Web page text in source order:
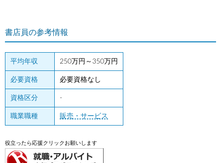
書店員の参考情報
平均年収 250万円～350万円
必要資格 必要資格なし
資格区分 -
職業職種 販売・サービス
役立ったら応援クリックお願いします